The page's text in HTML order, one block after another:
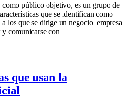
público objetivo, es un grupo de
que se identifican como
los que se dirige un negocio, empresa
comunicarse con
que usan la